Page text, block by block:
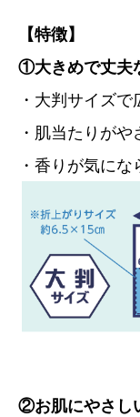
【特徴】
①大きめで丈夫
・大判サイズ
・肌当たりが
・香りが気に
②お肌にやさし